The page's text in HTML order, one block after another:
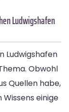
Ludwigshafen
Ludwigshafen
Obwohl
Quellen habe,
einige